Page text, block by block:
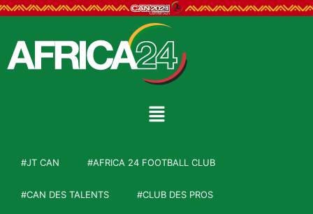
#JT CAN #AFRICA 24 FOOTBALL CLUB
#CAN DES TALENTS #CLUB DES PROS